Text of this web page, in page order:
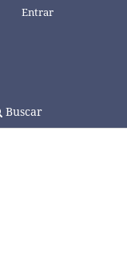
Buscar
Entrar